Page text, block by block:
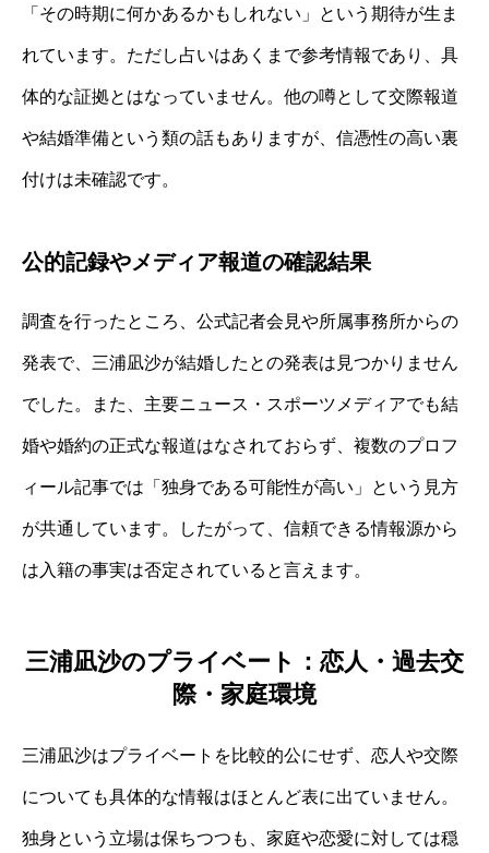
「その時期に何かあるかもしれない」という期待が生ま
れています。ただし占いはあくまで参考情報であり、具
体的な証拠とはなっていません。他の噂として交際報道
や結婚準備という類の話もありますが、信憑性の高い裏
付けは未確認です。
公的記録やメディア報道の確認結果
調査を行ったところ、公式記者会見や所属事務所からの
発表で、三浦凪沙が結婚したとの発表は見つかりません
でした。また、主要ニュース・スポーツメディアでも結
婚や婚約の正式な報道はなされておらず、複数のプロフ
ィール記事では「独身である可能性が高い」という見方
が共通しています。したがって、信頼できる情報源から
は入籍の事実は否定されていると言えます。
三浦凪沙のプライベート：恋人・過去交
際・家庭環境
三浦凪沙はプライベートを比較的公にせず、恋人や交際
についても具体的な情報はほとんど表に出ていません。
独身という立場は保ちつつも、家庭や恋愛に対しては穏